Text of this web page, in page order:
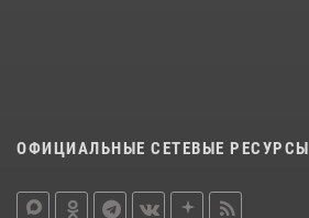
ОФИЦИАЛЬНЫЕ СЕТЕВЫЕ РЕСУРСЫ